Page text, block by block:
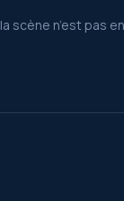
scène n’est pas